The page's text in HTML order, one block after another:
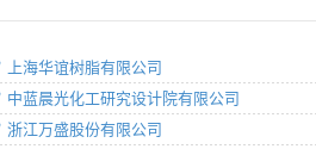
上海华谊树脂有限公司
中蓝晨光化工研究设计院有限公司
浙江万盛股份有限公司